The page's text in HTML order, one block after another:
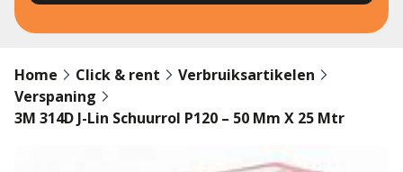
Home Click & rent
Verbruiksartikelen
Verspaning
3M 314D J-Lin Schuurrol P120 – 50 Mm X 25 Mtr